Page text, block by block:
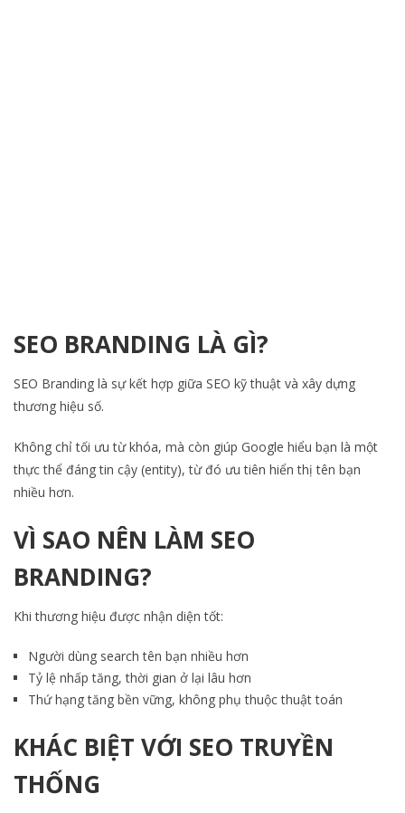
SEO BRANDING LÀ GÌ?
SEO Branding là sự kết hợp giữa SEO kỹ thuật và xây dựng
thương hiệu số.
Không chỉ tối ưu từ khóa, mà còn giúp Google hiểu bạn là một
thực thể đáng tin cậy (entity), từ đó ưu tiên hiển thị tên bạn
nhiều hơn.
VÌ SAO NÊN LÀM SEO
BRANDING?
Khi thương hiệu được nhận diện tốt:
Người dùng search tên bạn nhiều hơn
Tỷ lệ nhấp tăng, thời gian ở lại lâu hơn
Thứ hạng tăng bền vững, không phụ thuộc thuật toán
KHÁC BIỆT VỚI SEO TRUYỀN
THỐNG